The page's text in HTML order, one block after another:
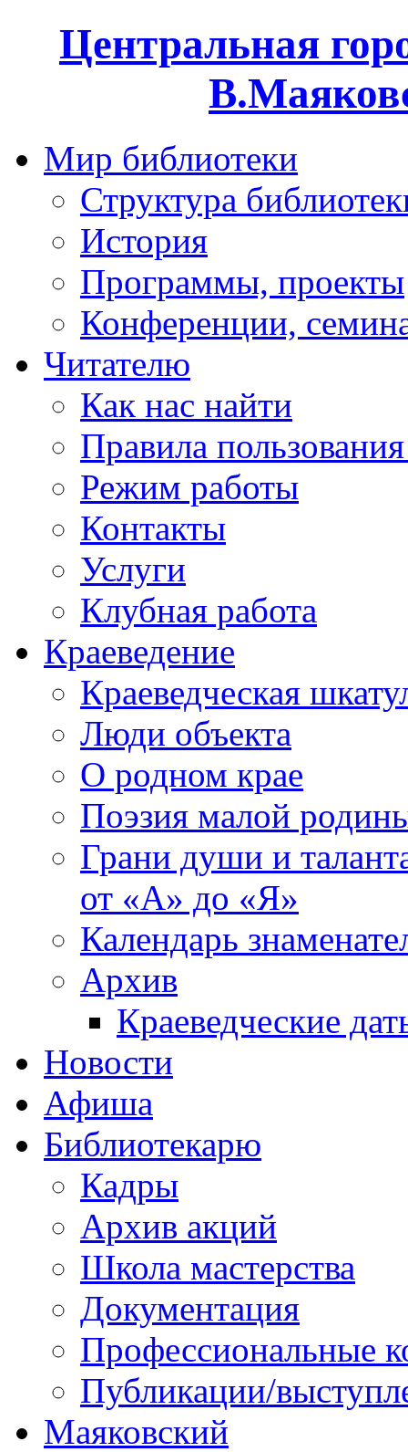
Центральная
Мир библиотеки
Структура
История
Программы, проекты
Конференции,
Читателю
Как нас найти
Правила
Режим работы
Контакты
Услуги
Клубная работа
Краеведение
Краеведческая
Люди объекта
О родном крае
Поэзия малой
Грани души и
от «А» до «Я»
Календарь
Архив
Краеведческие
Новости
Афиша
Библиотекарю
Кадры
Архив акций
Школа мастерства
Документация
Профессиональные
Публикации/
Маяковский